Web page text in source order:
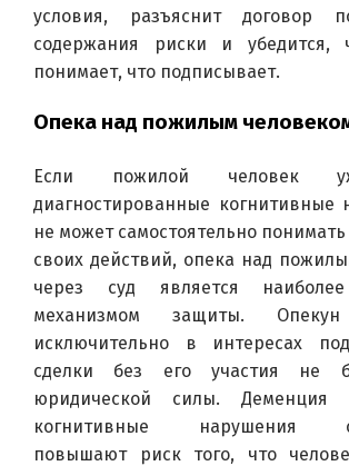
условия, разъяснит договор
содержания риски и убедится,
понимает, что подписывает.
Опека над пожилым
Если пожилой человек
диагностированные когнитивные
не может самостоятельно понимать
своих действий, опека над
через суд является
механизмом защиты. Опекун
исключительно в интересах
сделки без его участия не
юридической силы. Деменция
когнитивные нарушения
повышают риск того, что